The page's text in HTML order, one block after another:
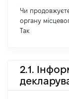
Чи
органу
Так
2.1.